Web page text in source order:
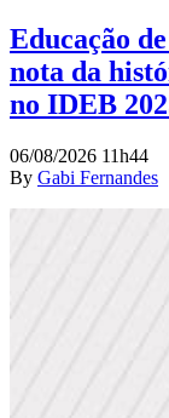
Educação
nota da
no IDEB
06/08/2026 11h44
By Gabi Fernandes